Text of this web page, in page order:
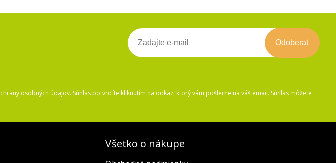
Odoberať
osobných údajov. Súhlas potvrdíte kliknutím na odkaz, ktorý vám pošleme na váš email. Súhlas môžete
Všetko o nákupe